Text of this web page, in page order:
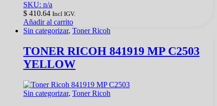
SKU: n/a
$ 410.64 Incl IGV.
Añadir al carrito
Sin categorizar, Toner Ricoh
TONER RICOH 841919 MP C2503
YELLOW
Sin categorizar, Toner Ricoh